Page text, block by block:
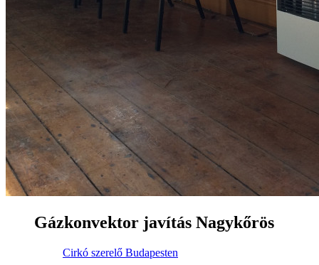
Gázkonvektor javítás Nagykőrös
Cirkó szerelő Budapesten